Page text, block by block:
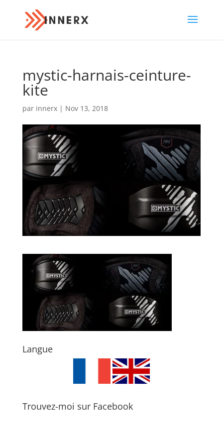
mystic-harnais-ceinture-
kite
par innerx| Nov 13, 2018
Langue
Trouvez-moi sur Facebook